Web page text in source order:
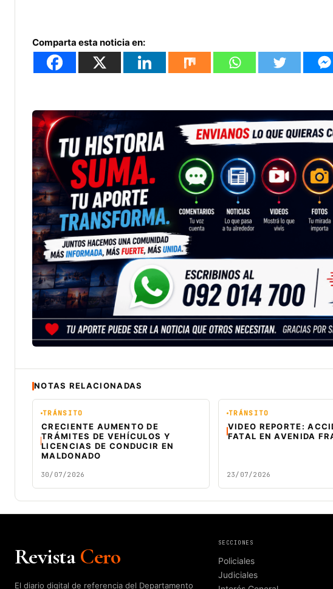
Comparta esta noticia en:
NOTAS RELACIONADAS
TRÁNSITO
CRECIENTE AUMENTO DE
TRÁMITES DE VEHÍCULOS Y
LICENCIAS DE CONDUCIR EN
MALDONADO
30/07/2026
TRÁNSITO
VIDEO REPORTE:
FATAL EN AVENIDA
23/07/2026
RevistaCero
El diario digital de referencia del Departamento
SECCIONES
Policiales
Judiciales